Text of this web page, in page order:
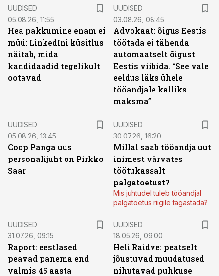
UUDISED
05.08.26, 11:55
Hea pakkumine enam ei
müü: LinkedIni küsitlus
näitab, mida
kandidaadid tegelikult
ootavad
UUDISED
03.08.26, 08:45
Advokaat: õigus Eestis
töötada ei tähenda
automaatselt õigust
Eestis viibida. “See vale
eeldus läks ühele
tööandjale kalliks
maksma”
UUDISED
05.08.26, 13:45
Coop Panga uus
personalijuht on Pirkko
Saar
UUDISED
30.07.26, 16:20
Millal saab tööandja uut
inimest värvates
töötukassalt
palgatoetust?
Mis juhtudel tuleb tööandjal
palgatoetus riigile tagastada?
UUDISED
31.07.26, 09:15
Raport: eestlased
peavad panema end
valmis 45 aasta
UUDISED
18.05.26, 09:00
Heli Raidve: peatselt
jõustuvad muudatused
nihutavad puhkuse